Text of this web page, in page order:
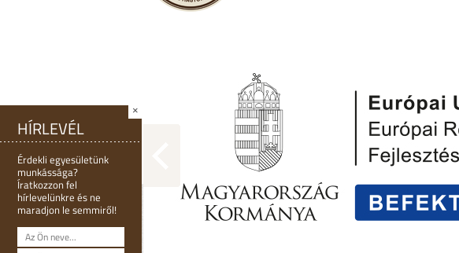
HÍRLEVÉL
Érdekli egyesületünk
munkássága?
Íratkozzon fel
hírlevelünkre és ne
maradjon le semmiről!
×